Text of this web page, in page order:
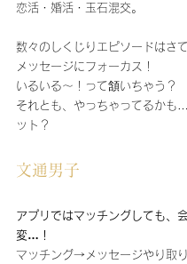
恋活・婚活・玉石混交。
数々のしくじりエピソードはさ
メッセージにフォーカス！
いるいる～！って頷いちゃう？
それとも、やっちゃってるかも
ット？
文通男子
アプリではマッチングしても、
変…！
マッチング→メッセージやり取